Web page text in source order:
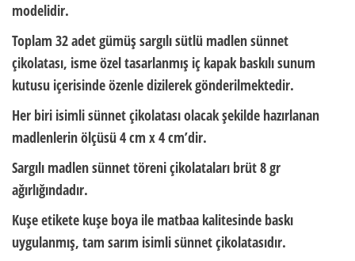
modelidir.
Toplam 32 adetgümüş sargılı sütlü madlensünnet
çikolatası, isme özel tasarlanmış iç kapak baskılı sunum
kutusu içerisinde özenle dizilerek gönderilmektedir.
Her biri isimli sünnet çikolatasıolacak şekilde hazırlanan
madlenlerin ölçüsü4 cm x 4 cm’dir.
Sargılı madlensünnet töreni çikolataları brüt8 gr
ağırlığındadır.
Kuşe etikete kuşe boya ile matbaa kalitesinde baskı
uygulanmış, tam sarım isimli sünnet çikolatasıdır.